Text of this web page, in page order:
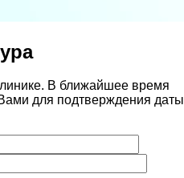
В ближайшее время
для подтверждения даты